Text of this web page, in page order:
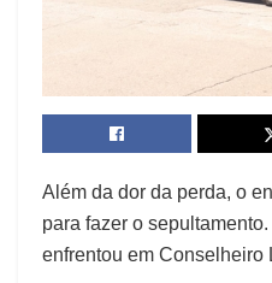
Além da dor da perda, o
para fazer o
enfrentou em Conselheiro